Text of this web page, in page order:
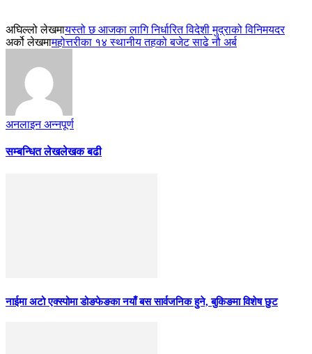
अघिल्लो लेखमायस्तो छ आजका लागि निर्धारित विदेशी मुद्राको विनिमयदर
अर्को लेखमामहोत्तरीका १४ स्थानीय तहको बजेट साढे नौ अर्ब
अनलाइन अन्नपूर्ण
सम्बन्धित लेखलेखक बढी
नाईमा अटो एक्स्पोमा डोङफेङका नयाँ बस सार्वजनिक हुने, बुकिङमा विशेष छुट